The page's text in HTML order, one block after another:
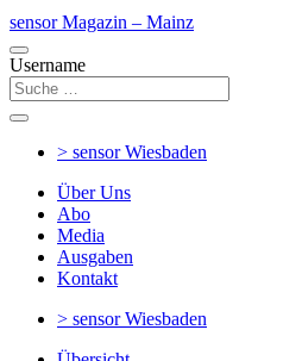
sensor Magazin – Mainz
Username
> sensorWiesbaden
Über Uns
Abo
Media
Ausgaben
Kontakt
> sensorWiesbaden